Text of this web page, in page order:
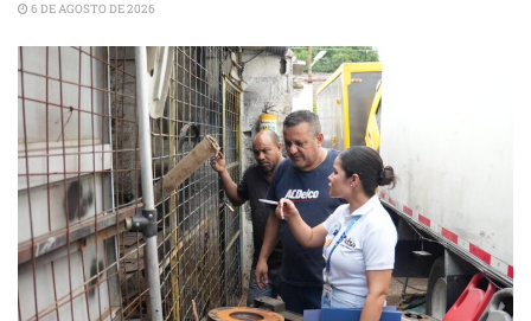
6 DE AGOSTO DE 2026